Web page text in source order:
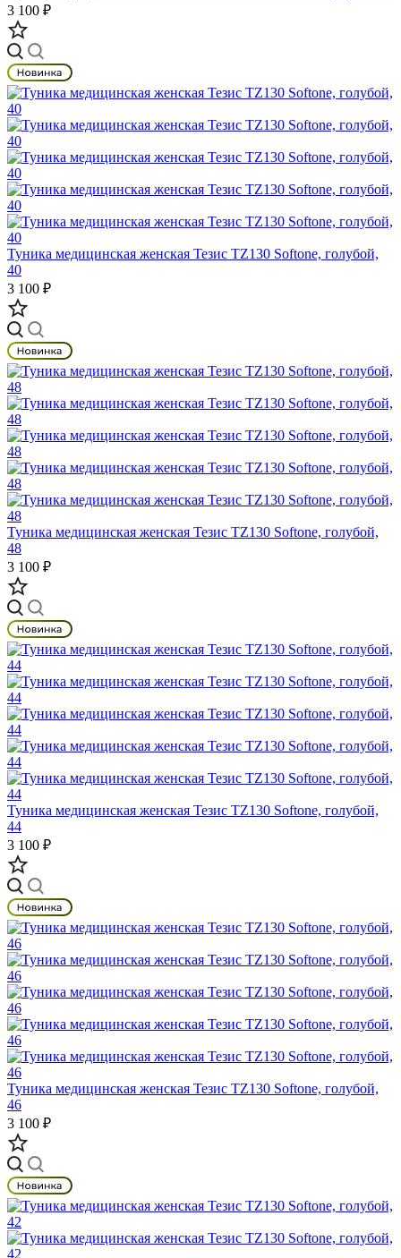
3 100 ₽
Туника медицинская женская Тезис TZ130 Softone, голубой,
40
3 100 ₽
Туника медицинская женская Тезис TZ130 Softone, голубой,
48
3 100 ₽
Туника медицинская женская Тезис TZ130 Softone, голубой,
44
3 100 ₽
Туника медицинская женская Тезис TZ130 Softone, голубой,
46
3 100 ₽